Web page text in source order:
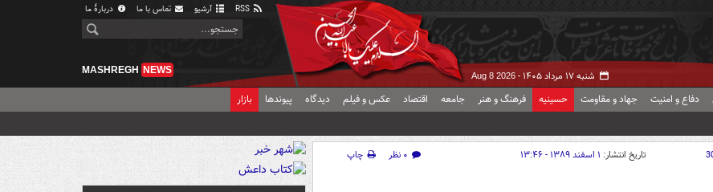
آرشیو تماس با ما دربارهٔ ما
شنبه ۱۷ مرداد ۱۴۰۵ - Aug 8 2026
MASHREGH NEWS
دفاع و امنیت جهاد و مقاومت حسینیه فرهنگ و هنر جامعه اقتصاد عکس و فیلم دیدگاه پیوندها بازار
تاریخ انتشار: ۱ اسفند ۱۳۸۹ - ۱۳:۴۶ ۰ نظر
چاپ